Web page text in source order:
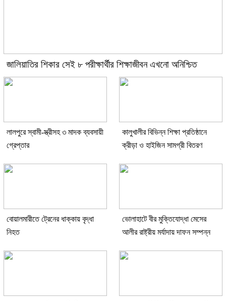
জালিয়াতির শিকার সেই ৮ পরীক্ষার্থীর শিক্ষাজীবন এখনো অনিশ্চিত
লালপুরে স্বামী-স্ত্রীসহ ৩ মাদক ব্যবসায়ী
গ্রেপ্তার
কালুখালীর বিভিন্ন শিক্ষা প্রতিষ্ঠানে
ক্রীড়া ও হাইজিন সামগ্রী বিতরণ
বোয়ালমারীতে ট্রেনের ধাক্কায় বৃদ্ধা
নিহত
ভোলাহাটে বীর মুক্তিযোদ্ধা মেসের
আলীর রাষ্ট্রীয় মর্যাদায় দাফন সম্পন্ন